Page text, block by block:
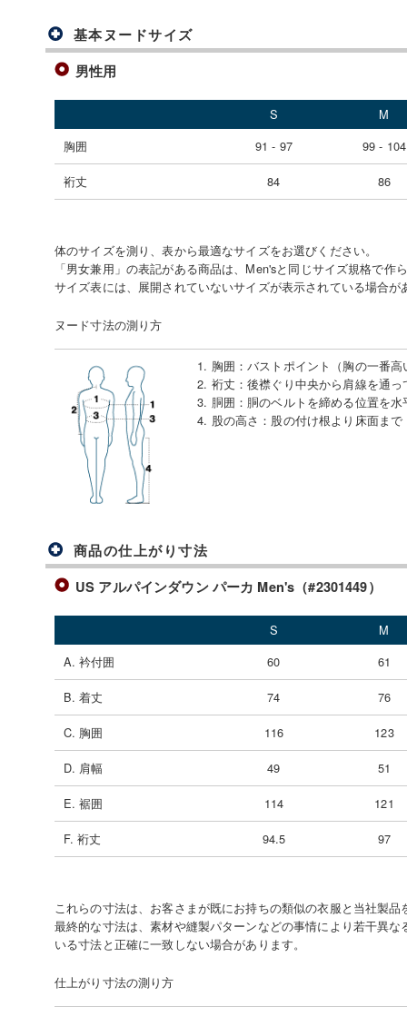
基本ヌードサイズ
男性用
S
M
胸囲
91 - 97 99 - 104
裄丈 84 86
体のサイズを測り、表から最適なサイズをお選びください。
「男女兼用」の表記がある商品は、Men'sと同じサイズ規格で作
サイズ表には、展開されていないサイズが表示されている場合が
ヌード寸法の測り方
1. 胸囲 ：バストポイント（胸の一番
2. 裄丈 ：後襟ぐり中央から肩線を通
3. 胴囲 ： 胴のベルトを締める位置を
4. 股の高さ ： 股の付け根より床面まで
商品の仕上がり寸法
US アルパインダウン パーカ Men's（#2301449）
S
M
A. 衿付囲
60 61
B. 着丈 74 76
C. 胸囲 116 123
D. 肩幅 49 51
E. 裾囲 114 121
F. 裄丈 94.5 97
これらの寸法は、お客さまが既にお持ちの類似の衣服と当社製
最終的な寸法は、素材や縫製パターンなどの事情により若干異
いる寸法と正確に一致しない場合があります。
仕上がり寸法の測り方